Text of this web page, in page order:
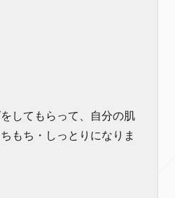
してもらって、自分の肌
もち・しっとりになりま